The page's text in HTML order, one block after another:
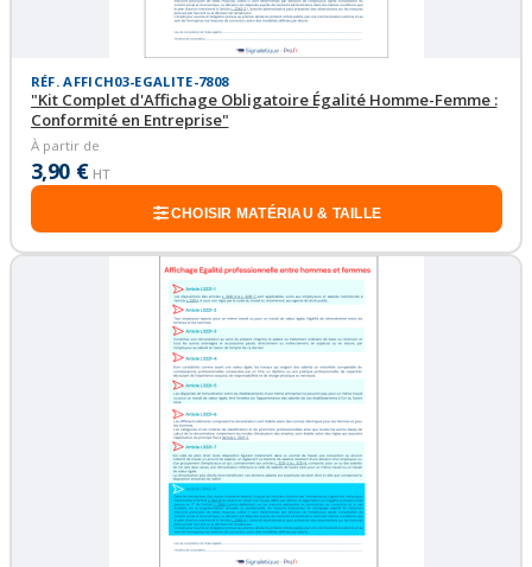
RÉF. AFFICH03-EGALITE-7808
"Kit Complet d'Affichage Obligatoire Égalité Homme-Femme :
Conformité en Entreprise"
À partir de
3,90 € HT
CHOISIR MATÉRIAU & TAILLE